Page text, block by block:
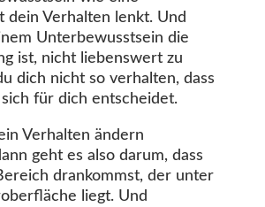
dein Verhalten lenkt. Und
Unterbewusstsein die
ist, nicht liebenswert zu
dich nicht so verhalten, dass
für dich entscheidet.
Verhalten ändern
geht es also darum, dass
drankommst, der unter
liegt. Und